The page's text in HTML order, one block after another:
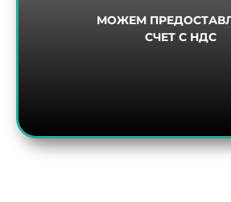
МОЖЕМ
СЧЕТ С НДС